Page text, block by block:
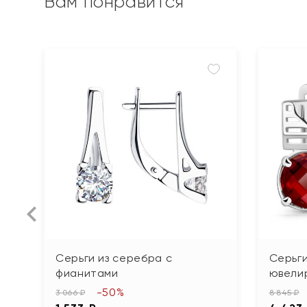
Серьги из серебра с
фианитами
3 066 ₽ -50% 8 845 ₽